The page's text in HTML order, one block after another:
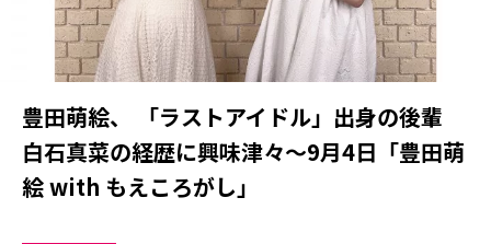
豊田萌絵、 「ラストアイドル」出身の後輩
白石真菜の経歴に興味津々～9月4日「豊田萌
絵 with もえころがし」